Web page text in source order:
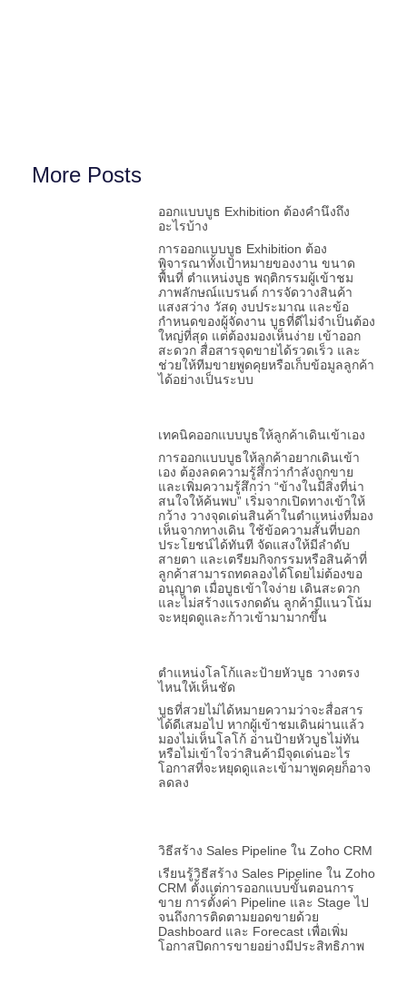
More Posts
ออกแบบบูธ Exhibition ต้องคำนึงถึง
อะไรบ้าง
การออกแบบบูธ Exhibition ต้อง
พิจารณาทั้งเป้าหมายของงาน ขนาด
พื้นที่ ตำแหน่งบูธ พฤติกรรมผู้เข้าชม
ภาพลักษณ์แบรนด์ การจัดวางสินค้า
แสงสว่าง วัสดุ งบประมาณ และข้อ
กำหนดของผู้จัดงาน บูธที่ดีไม่จำเป็นต้อง
ใหญ่ที่สุด แต่ต้องมองเห็นง่าย เข้าออก
สะดวก สื่อสารจุดขายได้รวดเร็ว และ
ช่วยให้ทีมขายพูดคุยหรือเก็บข้อมูลลูกค้า
ได้อย่างเป็นระบบ
เทคนิคออกแบบบูธให้ลูกค้าเดินเข้าเอง
การออกแบบบูธให้ลูกค้าอยากเดินเข้า
เอง ต้องลดความรู้สึกว่ากำลังถูกขาย
และเพิ่มความรู้สึกว่า “ข้างในมีสิ่งที่น่า
สนใจให้ค้นพบ” เริ่มจากเปิดทางเข้าให้
กว้าง วางจุดเด่นสินค้าในตำแหน่งที่มอง
เห็นจากทางเดิน ใช้ข้อความสั้นที่บอก
ประโยชน์ได้ทันที จัดแสงให้มีลำดับ
สายตา และเตรียมกิจกรรมหรือสินค้าที่
ลูกค้าสามารถทดลองได้โดยไม่ต้องขอ
อนุญาต เมื่อบูธเข้าใจง่าย เดินสะดวก
และไม่สร้างแรงกดดัน ลูกค้ามีแนวโน้ม
จะหยุดดูและก้าวเข้ามามากขึ้น
ตำแหน่งโลโก้และป้ายหัวบูธ วางตรง
ไหนให้เห็นชัด
บูธที่สวยไม่ได้หมายความว่าจะสื่อสาร
ได้ดีเสมอไป หากผู้เข้าชมเดินผ่านแล้ว
มองไม่เห็นโลโก้ อ่านป้ายหัวบูธไม่ทัน
หรือไม่เข้าใจว่าสินค้ามีจุดเด่นอะไร
โอกาสที่จะหยุดดูและเข้ามาพูดคุยก็อาจ
ลดลง
วิธีสร้าง Sales Pipeline ใน Zoho CRM
เรียนรู้วิธีสร้าง Sales Pipeline ใน Zoho
CRM ตั้งแต่การออกแบบขั้นตอนการ
ขาย การตั้งค่า Pipeline และ Stage ไป
จนถึงการติดตามยอดขายด้วย
Dashboard และ Forecast เพื่อเพิ่ม
โอกาสปิดการขายอย่างมีประสิทธิภาพ